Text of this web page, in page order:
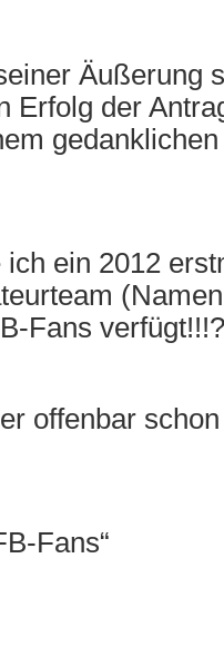
Äußerung
Erfolg der
ein 2012
Fans
offenbar
Fans“